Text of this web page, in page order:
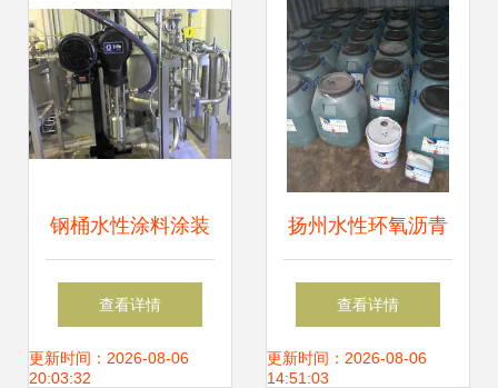
钢桶水性涂料涂装
工艺标准宣贯解读
查看详情
更新时间：2026-08-06
20:03:32
扬州水性环氧沥青
防水防腐涂料厂 绿
色环保的创新先锋
查看详情
更新时间：2026-08-06
14:51:03